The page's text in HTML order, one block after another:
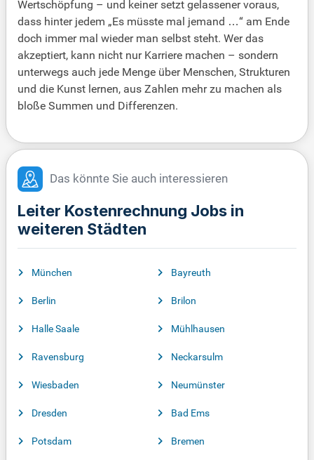
Wertschöpfung – und keiner setzt gelassener voraus,
dass hinter jedem „Es müsste mal jemand …“ am Ende
doch immer mal wieder man selbst steht. Wer das
akzeptiert, kann nicht nur Karriere machen – sondern
unterwegs auch jede Menge über Menschen, Strukturen
und die Kunst lernen, aus Zahlen mehr zu machen als
bloße Summen und Differenzen.
Das könnte Sie auch interessieren
Leiter Kostenrechnung Jobs in
weiteren Städten
München
Berlin
Halle Saale
Ravensburg
Wiesbaden
Dresden
Potsdam
Bayreuth
Brilon
Mühlhausen
Neckarsulm
Neumünster
Bad Ems
Bremen